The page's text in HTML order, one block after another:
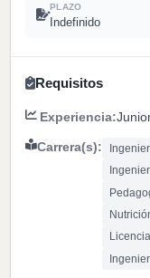
PLAZO
Indefinido
Requisitos
Experiencia:
Carrera(s):